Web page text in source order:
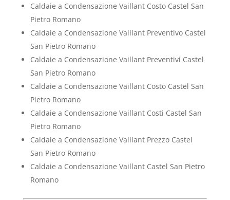
Caldaie a Condensazione Vaillant Costo Castel San
Pietro Romano
Caldaie a Condensazione Vaillant Preventivo Castel
San Pietro Romano
Caldaie a Condensazione Vaillant Preventivi Castel
San Pietro Romano
Caldaie a Condensazione Vaillant Costo Castel San
Pietro Romano
Caldaie a Condensazione Vaillant Costi Castel San
Pietro Romano
Caldaie a Condensazione Vaillant Prezzo Castel
San Pietro Romano
Caldaie a Condensazione Vaillant Castel San Pietro
Romano